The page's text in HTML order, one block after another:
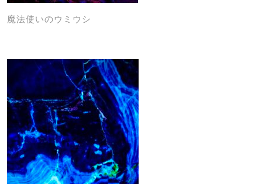
魔法使いのウミウシ